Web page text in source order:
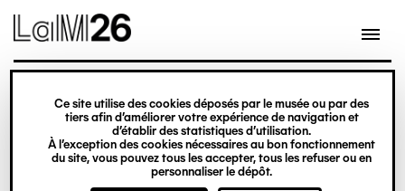
Gestion des cookies
Ce site utilise des cookies déposés par le musée ou par des
tiers afin d’améliorer votre expérience de navigation et
d’établir des statistiques d’utilisation.
À l’exception des cookies nécessaires au bon fonctionnement
du site, vous pouvez tous les accepter, tous les refuser ou en
personnaliser le dépôt.
contenu